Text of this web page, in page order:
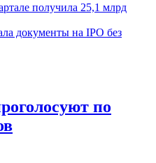
получила 25,1 млрд
документы на IPO без
по